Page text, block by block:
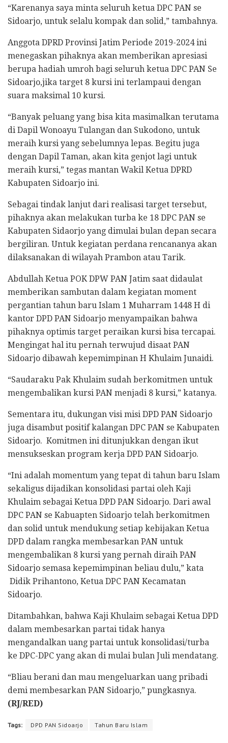
“Karenanya saya minta seluruh ketua DPC PAN se
Sidoarjo, untuk selalu kompak dan solid,” tambahnya.
Anggota DPRD Provinsi Jatim Periode 2019-2024 ini
menegaskan pihaknya akan memberikan apresiasi
berupa hadiah umroh bagi seluruh ketua DPC PAN Se
Sidoarjo,jika target 8 kursi ini terlampaui dengan
suara maksimal 10 kursi.
“Banyak peluang yang bisa kita masimalkan terutama
di Dapil Wonoayu Tulangan dan Sukodono, untuk
meraih kursi yang sebelumnya lepas. Begitu juga
dengan Dapil Taman, akan kita genjot lagi untuk
meraih kursi,” tegas mantan Wakil Ketua DPRD
Kabupaten Sidoarjo ini.
Sebagai tindak lanjut dari realisasi target tersebut,
pihaknya akan melakukan turba ke 18 DPC PAN se
Kabupaten Sidaorjo yang dimulai bulan depan secara
bergiliran. Untuk kegiatan perdana rencananya akan
dilaksanakan di wilayah Prambon atau Tarik.
Abdullah Ketua POK DPW PAN Jatim saat didaulat
memberikan sambutan dalam kegiatan moment
pergantian tahun baru Islam 1 Muharram 1448 H di
kantor DPD PAN Sidoarjo menyampaikan bahwa
pihaknya optimis target peraikan kursi bisa tercapai.
Mengingat hal itu pernah terwujud disaat PAN
Sidoarjo dibawah kepemimpinan H Khulaim Junaidi.
“Saudaraku Pak Khulaim sudah berkomitmen untuk
mengembalikan kursi PAN menjadi 8 kursi,” katanya.
Sementara itu, dukungan visi misi DPD PAN Sidoarjo
juga disambut positif kalangan DPC PAN se Kabupaten
Sidoarjo. Komitmen ini ditunjukkan dengan ikut
mensukseskan program kerja DPD PAN Sidoarjo.
“Ini adalah momentum yang tepat di tahun baru Islam
sekaligus dijadikan konsolidasi partai oleh Kaji
Khulaim sebagai Ketua DPD PAN Sidoarjo. Dari awal
DPC PAN se Kabuapten Sidoarjo telah berkomitmen
dan solid untuk mendukung setiap kebijakan Ketua
DPD dalam rangka membesarkan PAN untuk
mengembalikan 8 kursi yang pernah diraih PAN
Sidoarjo semasa kepemimpinan beliau dulu,” kata
Didik Prihantono, Ketua DPC PAN Kecamatan
Sidoarjo.
Ditambahkan, bahwa Kaji Khulaim sebagai Ketua DPD
dalam membesarkan partai tidak hanya
mengandalkan uang partai untuk konsolidasi/turba
ke DPC-DPC yang akan di mulai bulan Juli mendatang.
“Bliau berani dan mau mengeluarkan uang pribadi
demi membesarkan PAN Sidoarjo,” pungkasnya.
(RJ/RED)
Tags: DPD PAN Sidoarjo Tahun Baru Islam